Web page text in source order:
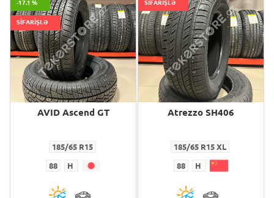
-17.1 %
SİFARİŞLƏ
AVID Ascend GT
185/65 R15
88 H
SİFARİŞLƏ
Atrezzo SH406
185/65 R15 XL
88 H